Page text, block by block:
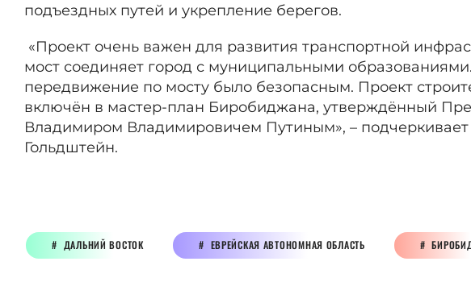
подъездных путей и укрепление берегов.
«Проект очень важен для развития транспортной
мост соединяет город с муниципальными
передвижение по мосту было безопасным. Проект
включён в мастер-план Биробиджана, утверждённый
Владимиром Владимировичем Путиным», –
Гольдштейн.
ДАЛЬНИЙ ВОСТОК ЕВРЕЙСКАЯ АВТОНОМНАЯ ОБЛАСТЬ